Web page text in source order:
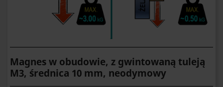
Magnes w obudowie, z gwintowaną tuleją
M3, średnica 10 mm, neodymowy